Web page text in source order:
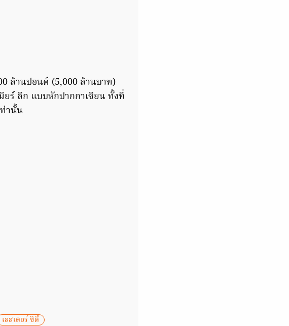
ล้านปอนด์ (5,000 ล้านบาท)
ยร์ ลีก แบบหักปากกาเซียน ทั้งที่
านั้น
เลสเตอร์ ซิตี้